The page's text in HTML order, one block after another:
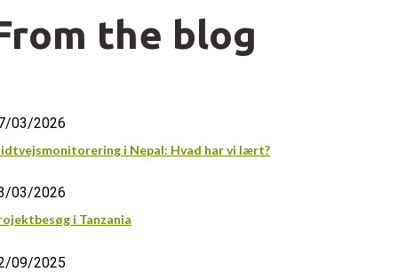
the blog
03/2026
i Nepal: Hvad har vi lært?
03/2026
i Tanzania
09/2025